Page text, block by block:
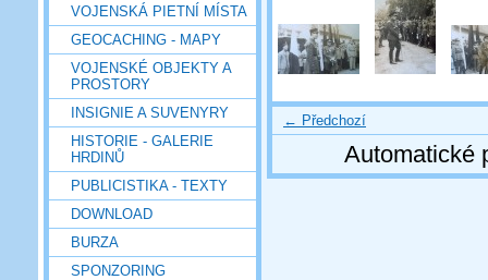
VOJENSKÁ PIETNÍ MÍSTA
GEOCACHING - MAPY
VOJENSKÉ OBJEKTY A
PROSTORY
INSIGNIE A SUVENYRY
HISTORIE - GALERIE
HRDINŮ
PUBLICISTIKA - TEXTY
DOWNLOAD
BURZA
SPONZORING
← Předchozí
Automatické